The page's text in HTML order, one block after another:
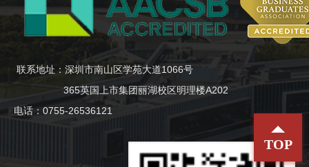
联系地址：深圳市南山区学苑大道1066号
365英国上市集团丽湖校区明理楼A202
电话：0755-26536121
TOP